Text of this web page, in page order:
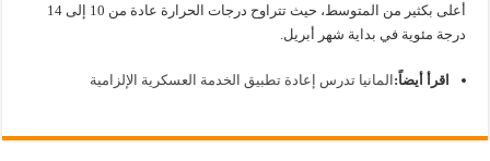
أعلى بكثير من المتوسط، حيث تتراوح درجات الحرارة عادة من 10 إلى 14
درجة مئوية في بداية شهر أبريل.
اقرأ أيضاً:المانيا تدرس إعادة تطبيق الخدمة العسكرية الإلزامية